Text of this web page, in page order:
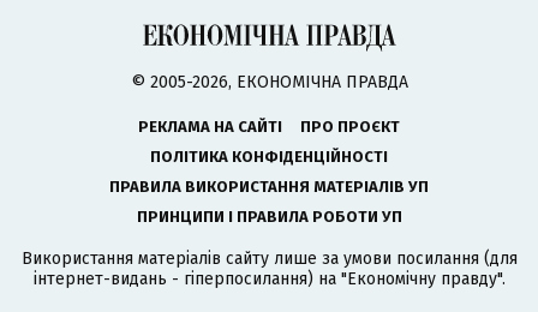
© 2005-2026, ЕКОНОМІЧНА ПРАВДА
РЕКЛАМА НА САЙТІ
ПРО ПРОЄКТ
ПОЛІТИКА КОНФІДЕНЦІЙНОСТІ
ПРАВИЛА ВИКОРИСТАННЯ МАТЕРІАЛІВ УП
ПРИНЦИПИ І ПРАВИЛА РОБОТИ УП
Використання матеріалів сайту лише за умови посилання (для
інтернет-видань - гіперпосилання) на "Економічну правду".